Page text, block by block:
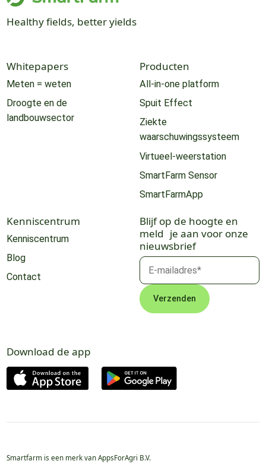
Healthy fields, better yields
Whitepapers
Meten = weten
Droogte en de
landbouwsector
Producten
All-in-one platform
Spuit Effect
Ziekte
waarschuwingssysteem
Virtueel-weerstation
SmartFarm Sensor
SmartFarmApp
Kenniscentrum
Kenniscentrum
Blog
Contact
Blijf op de hoogte en
meld je aan voor onze
nieuwsbrief
Download de app
Smartfarm is een merk van AppsForAgri B.V.